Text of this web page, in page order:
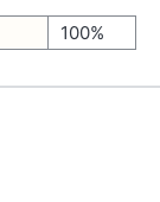
100%